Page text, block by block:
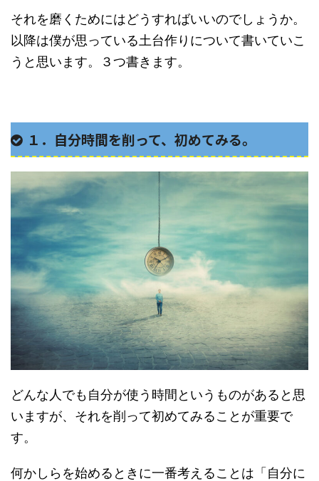
それを磨くためにはどうすればいいのでしょうか。
以降は僕が思っている土台作りについて書いていこ
うと思います。３つ書きます。
１．自分時間を削って、初めてみる。
どんな人でも自分が使う時間というものがあると思
いますが、それを削って初めてみることが重要で
す。
何かしらを始めるときに一番考えることは「自分に